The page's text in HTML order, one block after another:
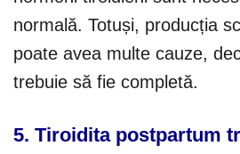
normală. Totuși, producția
poate avea multe cauze,
trebuie să fie completă.
5. Tiroidita postpartum